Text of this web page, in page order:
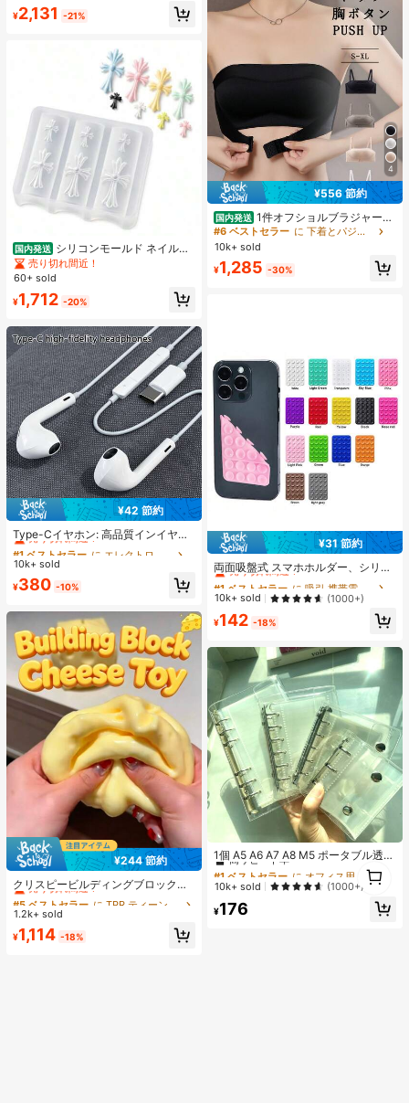
小柄な女性向け、アスレジャー
#1 ベストセラー
売り切れ間近！
¥2,131 -21%
国内発送 シリコンモールド ネイルパ
ーツ クロス 十字架 3D 立体パーツ作
成用 ジェルネイル レジン セルフネ
コンモールド
売り切れ間近！
60+ sold
¥1,712 -20%
¥42 節約
Type-Cイヤホン: 高品質インイヤー
ヘッドホン、3ボタンインラインコ
ントロール内蔵、音楽再生、通話応
答、音量調整が簡単。17/16/15シリ
ーズ、Plus、Pro、Pro Maxモデル対
#1 ベストセラー
に エレクトロニクス
売り切れ間近！
#1 ベストセラー
売り切れ間近！
#1 ベストセラー
売り切れ間近！
#1 ベストセラー
10k+ sold
¥380 -10%
¥244 節約
クリスピービルディングブロックチ
ーズ、超薄型超ソフトスローリバウ
ンドトイ、音制御トイ、超クリスピ
ー超簡単スクイーズ - ASMR感覚ス
トレス解消ギフト、スクイーズト
イ、ティーンエイジャーと大人に適
#5 ベストセラー
に TPR ティーンエイジャー向けのスクイーズおもちゃ
売り切れ間近！
#5 ベストセラー
売り切れ間近！
#5 ベストセラー
売り切れ間近！
#5 ベストセラー
に TPR ティーンエイジャー向けのスクイーズおもちゃ
1.2k+ sold
¥1,114 -18%
4
¥556 節約
国内発送 1件オフショルブラジャー、
小胸用アップチューブトップ、 オフ
ショルインナー 、脇高 谷間メイク下
着、A/Bカップノンワイヤーぶらジ
ャー
#6 ベストセラー
に 下着とパジャマ
10k+ sold
¥1,285 -30%
¥31 節約
両面吸盤式 スマホホルダー、シリコ
ン製 滑り止め 洗える スマートフォ
ンブラケット ステッカー
#1 ベストセラー
に 吸引 携帯電話ホルダー
売り切れ間近！
#1 ベストセラー
売り切れ間近！
#1 ベストセラー
売り切れ間近！
#1 ベストセラー
売り切れ間近！
10k+ sold (1000+)
¥142 -18%
1個 A5 A6 A7 A8 M5 ポータブル透明
ルーズリーフバインダー、透明ステ
ッカーブック、シールブック、ステ
ッカーブック、写真収納バッグ、フ
ォトアルバム、貯金プランブック、
プランナー、ノート、オフィス文房
#1 ベストセラー
に オフィス用品・学用品
高リピート率
#1 ベストセラー
高リピート率
#1 ベストセラー
高リピート率
#1 ベストセラー
高リピート率
10k+ sold (1000+)
¥176